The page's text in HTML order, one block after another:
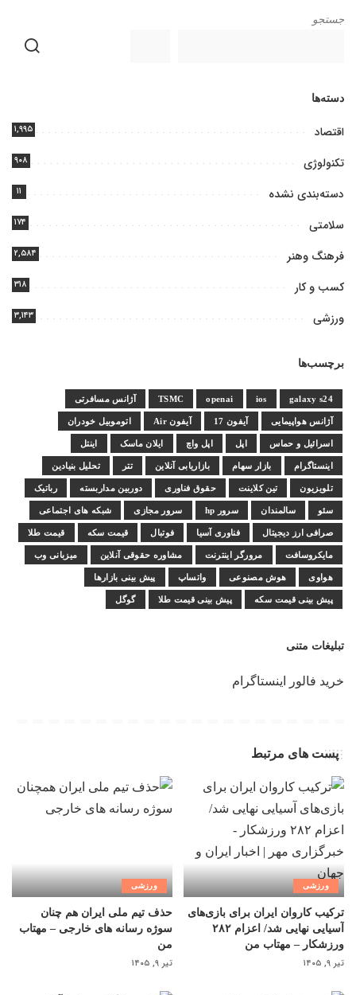
جستجو
دسته‌ها
اقتصاد ۱,۹۹۵
تکنولوژی ۹۰۸
دسته‌بندی نشده ۱۱
سلامتی ۱۷۴
فرهنگ وهنر ۲,۵۸۴
کسب و کار ۳۱۸
ورزشی ۳,۱۴۳
برچسب‌ها
galaxy s24
ios
openai
TSMC آژانس مسافرتی
آژانس هواپیمایی آیفون 17 آیفون Air اتوموبیل خودران
اسرائیل و حماس اپل اپل واچ ایلان ماسک اینتل
اینستاگرام بازار سهام بازاریابی آنلاین تتر تحلیل بنیادین
تلویزیون تین کلاینت حقوق فناوری دوربین مداربسته رباتیک
سئو سالمندان سرور hp سرور مجازی شبکه های اجتماعی
صرافی ارز دیجیتال فناوری آسیا فوتبال قیمت سکه قیمت طلا
مایکروسافت مرورگر اینترنت مشاوره حقوقی آنلاین میزبانی وب
هواوی هوش مصنوعی واتساپ پیش بینی بازارها
پیش بینی قیمت سکه پیش بینی قیمت طلا گوگل
تبلیغات متنی
خرید فالور اینستاگرام
پست های مرتبط
ورزشی
ترکیب کاروان ایران برای بازی‌های
آسیایی نهایی شد/ اعزام ۲۸۲
ورزشکار – مهتاب من
تیر ۹, ۱۴۰۵
ورزشی
حذف تیم ملی ایران هم چنان
سوژه رسانه های خارجی – مهتاب
من
تیر ۹, ۱۴۰۵